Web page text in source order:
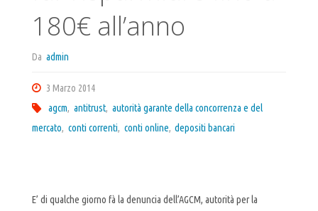
180€ all’anno
Da admin
3 Marzo 2014
agcm, antitrust, autorità garante della concorrenza e del
mercato, conti correnti, conti online, depositi bancari
E’ di qualche giorno fà la denuncia dell’AGCM, autorità per la